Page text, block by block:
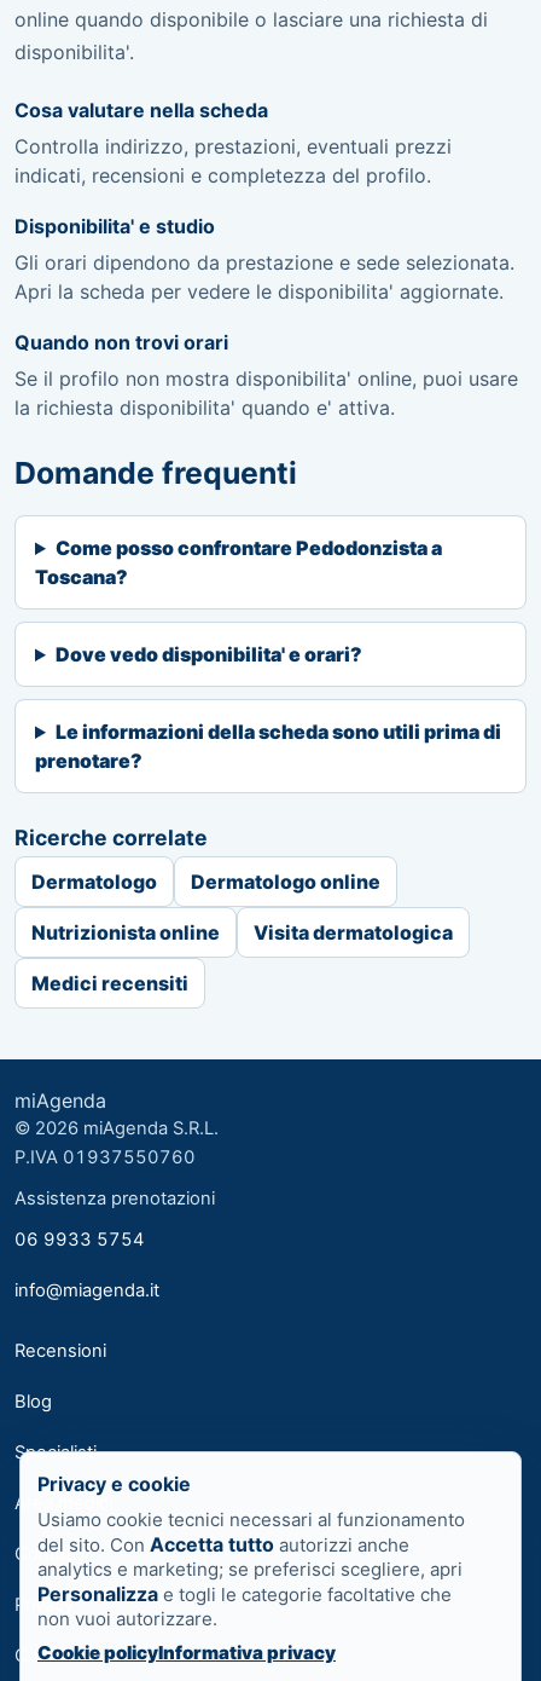
online quando disponibile o lasciare una richiesta di
disponibilita'.
Cosa valutare nella scheda
Controlla indirizzo, prestazioni, eventuali prezzi
indicati, recensioni e completezza del profilo.
Disponibilita' e studio
Gli orari dipendono da prestazione e sede selezionata.
Apri la scheda per vedere le disponibilita' aggiornate.
Quando non trovi orari
Se il profilo non mostra disponibilita' online, puoi usare
la richiesta disponibilita' quando e' attiva.
Domande frequenti
Come posso confrontare Pedodonzista a
Toscana?
Dove vedo disponibilita' e orari?
Le informazioni della scheda sono utili prima di
prenotare?
Ricerche correlate
Dermatologo Dermatologo online
Nutrizionista online Visita dermatologica
Medici recensiti
miAgenda
© 2026 miAgenda S.R.L.
P.IVA 01937550760
Assistenza prenotazioni
06 9933 5754
info@miagenda.it
Recensioni
Blog
Specialisti
Area medici
Contatti
Privacy
Cookie
Privacy e cookie
Usiamo cookie tecnici necessari al funzionamento
del sito. Con Accetta tutto autorizzi anche
analytics e marketing; se preferisci scegliere, apri
Personalizza e togli le categorie facoltative che
non vuoi autorizzare.
Cookie policyInformativa privacy